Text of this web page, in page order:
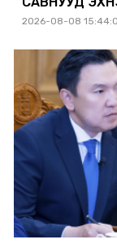
2026-08-08